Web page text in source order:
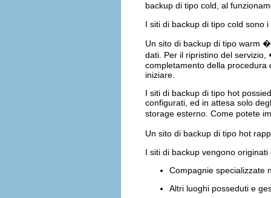
backup di tipo cold, al
I siti di backup di tipo cold sono
Un sito di backup di tipo warm
dati. Per il ripristino del
completamento della
iniziare.
I siti di backup di tipo hot
configurati, ed in attesa solo
storage esterno. Come potete
Un sito di backup di tipo hot
I siti di backup vengono
Compagnie specializzate
Altri luoghi posseduti e